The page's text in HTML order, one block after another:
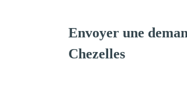
Envoyer une
Chezelles